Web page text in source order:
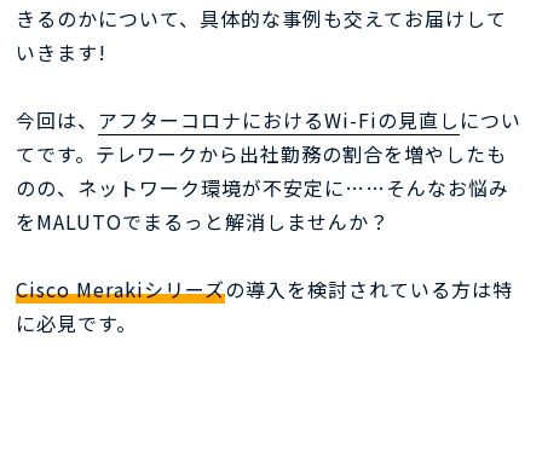
きるのかについて、具体的な事例も交えてお届けして
いきます!
今回は、 アフターコロナにおけるWi-Fiの見直し につい
てです。テレワークから出社勤務の割合を増やしたも
のの、ネットワーク環境が不安定に……そんなお悩み
をMALUTOでまるっと解消しませんか？
Cisco Merakiシリーズの導入を検討されている方は特
に必見です。